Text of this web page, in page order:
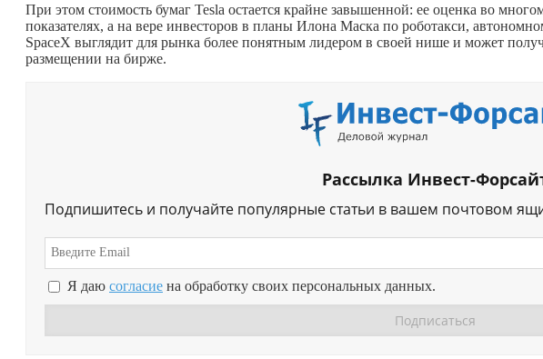
При этом стоимость бумаг Tesla остается крайне завышенной: ее оценка во
показателях, а на вере инвесторов в планы Илона Маска по роботакси,
SpaceX выглядит для рынка более понятным лидером в своей нише и может
размещении на бирже.
Рассылка Инвест-
Подпишитесь и получайте популярные статьи в вашем почтовом
Я даю согласие на обработку своих персональных данных.